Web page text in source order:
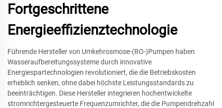
Fortgeschrittene
Energieeffizienztechnologie
Führende Hersteller von Umkehrosmose-(RO-)Pumpen haben
Wasseraufbereitungssysteme durch innovative
Energiespartechnologien revolutioniert, die die Betriebskosten
erheblich senken, ohne dabei höchste Leistungsstandards zu
beeinträchtigen. Diese Hersteller integrieren hochentwickelte
stromrichtergesteuerte Frequenzumrichter, die die Pumpendrehzahl